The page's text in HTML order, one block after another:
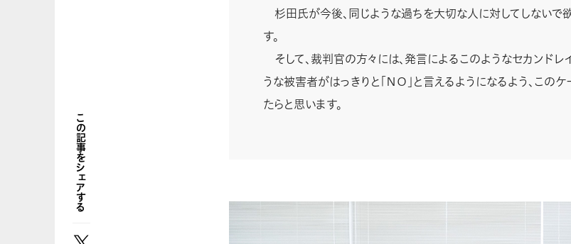
杉田氏が今後、同じような過ちを大切な人に対してしないで
す。
そして、裁判官の方々には、発言によるこのようなセカンドレ
うな被害者がはっきりと「ＮＯ」と言えるようになるよう、この
たらと思います。
この記事をシェアする